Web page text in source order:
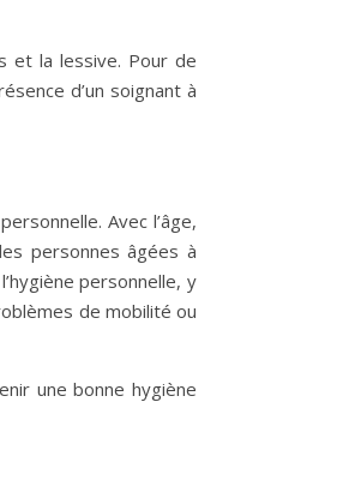
et la lessive. Pour de
d’un soignant à
Avec l’âge,
personnes âgées à
personnelle, y
de mobilité ou
une bonne hygiène